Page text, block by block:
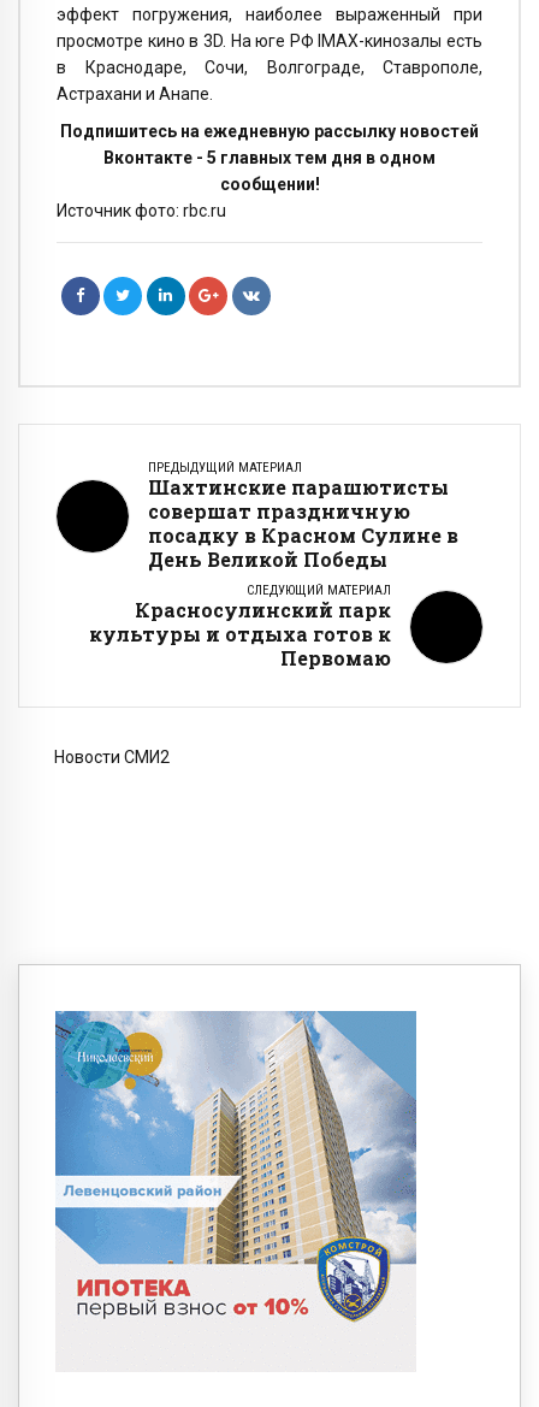
эффект погружения, наиболее выраженный при
просмотре кино в 3D. На юге РФ IMAX-кинозалы есть
в Краснодаре, Сочи, Волгограде, Ставрополе,
Астрахани и Анапе.
Подпишитесь на ежедневную рассылку новостей
Вконтакте - 5 главных тем дня в одном
сообщении!
Источник фото: rbc.ru
ПРЕДЫДУЩИЙ МАТЕРИАЛ
Шахтинские парашютисты
совершат праздничную
посадку в Красном Сулине в
День Великой Победы
СЛЕДУЮЩИЙ МАТЕРИАЛ
Красносулинский парк
культуры и отдыха готов к
Первомаю
Новости СМИ2